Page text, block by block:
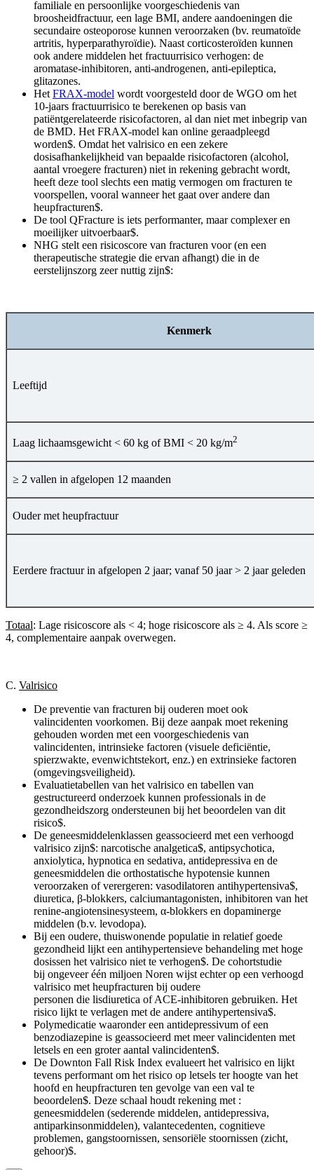
familiale en persoonlijke voorgeschiedenis van
broosheidfractuur, een lage BMI, andere aandoeningen die
secundaire osteoporose kunnen veroorzaken (bv. reumatoïde
artritis, hyperparathyroïdie). Naast corticosteroïden kunnen
ook andere middelen het fractuurrisico verhogen: de
aromatase-inhibitoren, anti-androgenen, anti-epileptica,
glitazones.
Het FRAX-model wordt voorgesteld door de WGO om het
10-jaars fractuurrisico te berekenen op basis van
patiëntgerelateerde risicofactoren, al dan niet met inbegrip van
de BMD. Het FRAX-model kan online geraadpleegd
worden$​​​​​​​​​​​​​​​​​​​​​​​​​​​​​​​​​​. Omdat het valrisico en een zekere
dosisafhankelijkheid van bepaalde risicofactoren (alcohol,
aantal vroegere fracturen) niet in rekening gebracht wordt,
heeft deze tool slechts een matig vermogen om fracturen te
voorspellen, vooral wanneer het gaat over andere dan
heupfracturen$​​​​​​​​​​​​​​​​​​​​​​​​​​​​​​​​​​.
De tool QFracture is iets performanter, maar complexer en
moeilijker uitvoerbaar$​​​​​​​​​​.
NHG stelt een risicoscore van fracturen voor (en een
therapeutische strategie die ervan afhangt) die in de
eerstelijnszorg zeer nuttig zijn$​​​​​​​​​​​​​​​​​​​​​​​​​​​​​​​​​​:
Kenmerk
Leeftijd
Laag lichaamsgewicht < 60 kg of BMI < 20 kg/m2
≥ 2 vallen in afgelopen 12 maanden
Ouder met heupfractuur
Eerdere fractuur in afgelopen 2 jaar; vanaf 50 jaar > 2 jaar geleden
Totaal: Lage risicoscore als < 4; hoge risicoscore als ≥ 4. Als score ≥
4, complementaire aanpak overwegen.
C. Valrisico
De preventie van fracturen bij ouderen moet ook
valincidenten voorkomen. Bij deze aanpak moet rekening
gehouden worden met een voorgeschiedenis van
valincidenten, intrinsieke factoren (visuele deficiëntie,
spierzwakte, evenwichtstekort, enz.) en extrinsieke factoren
(omgevingsveiligheid).
Evaluatietabellen van het valrisico en tabellen van
gestructureerd onderzoek kunnen professionals in de
gezondheidszorg ondersteunen bij het beoordelen van dit
risico$​​​​​​​​​​​​​​​​​​​​​​​​​​​​​​​​​​.
De geneesmiddelenklassen geassocieerd met een verhoogd
valrisico zijn$​​​​​​​​​​​​​​​​​​​​​​​​​​​​​​​​​​: narcotische analgetica$​​​​​​​​​​​​​​​​​​​​​​​​​​​​​​​​​​, antipsychotica,
anxiolytica, hypnotica en sedativa, antidepressiva en de
geneesmiddelen die orthostatische hypotensie kunnen
veroorzaken of verergeren: vasodilatoren antihypertensiva$​​​​​​​​​​​​​​​​​​​​​​​​​​​​​​​​​​,
diuretica, β-blokkers, calciumantagonisten, inhibitoren van het
renine-angiotensinesysteem, α-blokkers en dopaminerge
middelen (b.v. levodopa).
Bij een oudere, thuiswonende populatie in relatief goede
gezondheid lijkt een antihypertensieve behandeling met hoge
dosissen het valrisico niet te verhogen$​​​​​​​​​​​​​​​​​. De cohortstudie
bij ongeveer één miljoen Noren wijst echter op een verhoogd
valrisico met heupfracturen bij oudere
personen die lisdiuretica of ACE-inhibitoren gebruiken. Het
risico lijkt te verlagen met de andere antihypertensiva$​​​​​​​​​.
​Polymedicatie waaronder een antidepressivum of een
benzodiazepine is geassocieerd met meer valincidenten met
letsels en een groter aantal valincidenten$​​​​​​​​​.
De Downton Fall Risk Index evalueert het valrisico en lijkt
tevens performant om het risico op letsels ter hoogte van het
hoofd en heupfracturen ten gevolge van een val te
beoordelen$​​. Deze schaal houdt rekening met :
geneesmiddelen (sederende middelen, antidepressiva,
antiparkinsonmiddelen), valantecedenten, cognitieve
problemen, gangstoornissen, sensoriële stoornissen (zicht,
gehoor)$​​.